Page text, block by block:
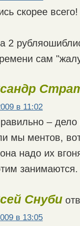
скорее
2
сам
в 11:02
–
мы ментов,
надо их
занимаются.
Снуби
в 13:05